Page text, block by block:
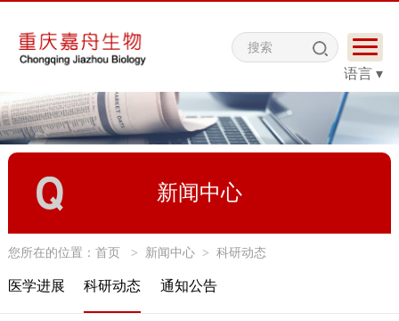
语言 ▾
新闻中心
您所在的位置： 首页> 新闻中心> 科研动态
医学进展 科研动态 通知公告